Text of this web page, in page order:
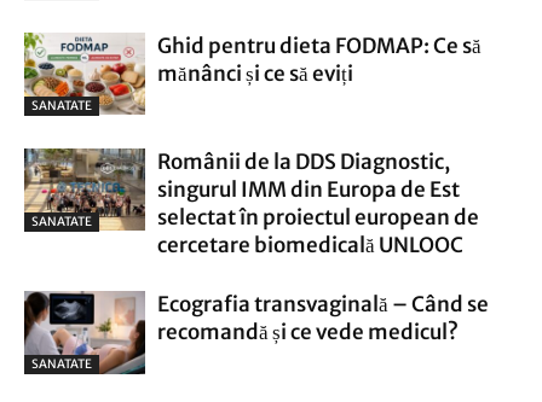
SANATATE
Ghid pentru dieta FODMAP: Ce să
mănânci și ce să eviți
SANATATE
Românii de la DDS Diagnostic,
singurul IMM din Europa de Est
selectat în proiectul european de
cercetare biomedicală UNLOOC
SANATATE
Ecografia transvaginală – Când se
recomandă și ce vede medicul?